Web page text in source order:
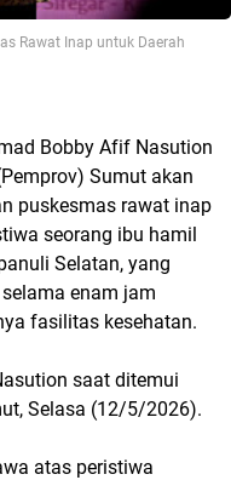
Rawat Inap untuk Daerah
Bobby Afif Nasution
Sumut akan
puskesmas rawat inap
seorang ibu hamil
Selatan, yang
enam jam
fasilitas kesehatan.
saat ditemui
Selasa (12/5/2026).
atas peristiwa